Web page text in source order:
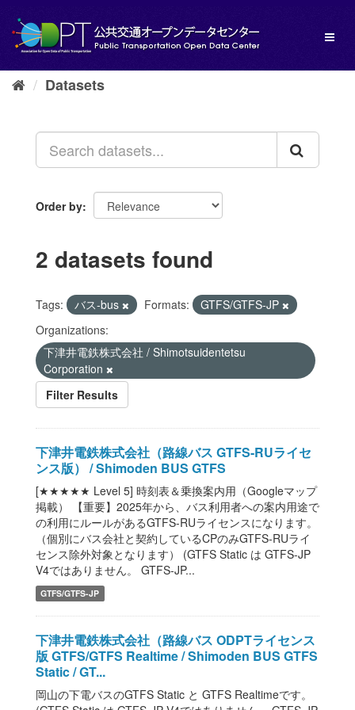
content
Datasets
Order by
2 datasets found
Tags: バス-bus Formats:
GTFS/GTFS-JP
Organizations:
下津井電鉄株式会社 / Shimotsuidentetsu
Corporation
Filter Results
下津井電鉄株式会社（路線バス GTFS-RUライセ
ンス版） / Shimoden BUS GTFS
[★★★★★ Level 5] 時刻表＆乗換案内用（Googleマップ
掲載） 【重要】2025年から、バス利用者への案内用途で
の利用にルールがあるGTFS-RUライセンスになります。
（個別にバス会社と契約しているCPのみGTFS-RUライ
センス除外対象となります） (GTFS Static は GTFS-JP
V4ではありません。 GTFS-JP...
GTFS/GTFS-JP
下津井電鉄株式会社（路線バス ODPTライセンス
版 GTFS/GTFS Realtime / Shimoden BUS GTFS
Static / GT...
岡山の下電バスのGTFS Static と GTFS Realtimeです。